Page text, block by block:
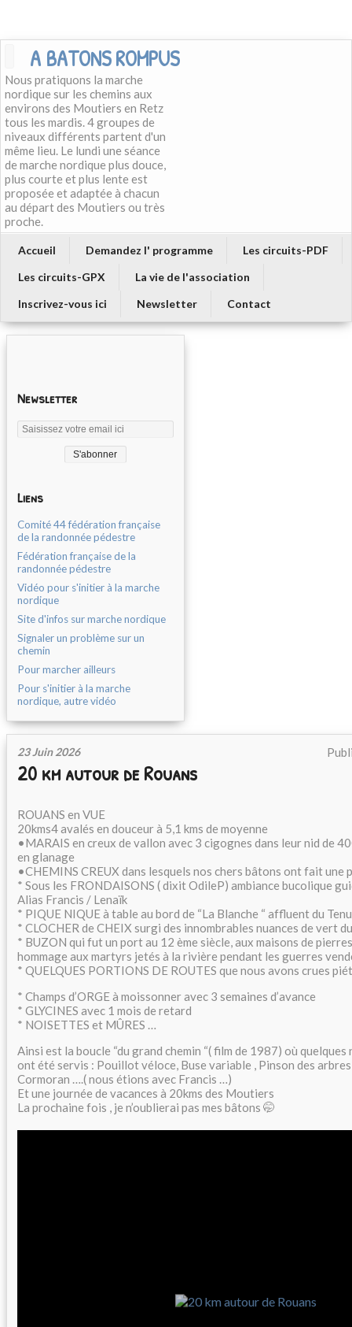
A BATONS ROMPUS
Nous pratiquons la marche
nordique sur les chemins aux
environs des Moutiers en Retz
tous les mardis. 4 groupes de
niveaux différents partent d'un
même lieu. Le lundi une séance
de marche nordique plus douce,
plus courte et plus lente est
proposée et adaptée à chacun
au départ des Moutiers ou très
proche.
Accueil Demandez l' programme
Les circuits-PDF
Les circuits-GPX
La vie de l'association
Inscrivez-vous ici
Newsletter Contact
Newsletter
Liens
Comité 44 fédération française
de la randonnée pédestre
Fédération française de la
randonnée pédestre
Vidéo pour s'initier à la marche
nordique
Site d'infos sur marche nordique
Signaler un problème sur un
chemin
Pour marcher ailleurs
Pour s'initier à la marche
nordique, autre vidéo
23 Juin 2026
20 km autour de Rouans
ROUANS en VUE
20kms4 avalés en douceur à 5,1 kms de moyenne
•MARAIS en creux de vallon avec 3 cigognes dans leur nid de
en glanage
•CHEMINS CREUX dans lesquels nos chers bâtons ont fait une
* Sous les FRONDAISONS ( dixit OdileP) ambiance bucolique
Alias Francis / Lenaïk
* ⁠PIQUE NIQUE à table au bord de “La Blanche “ affluent du
* ⁠CLOCHER de CHEIX surgi des innombrables nuances de vert
* ⁠BUZON qui fut un port au 12 ème siècle, aux maisons de
hommage aux martyrs jetés à la rivière pendant les guerres
* QUELQUES PORTIONS DE ROUTES que nous avons crues
* ⁠Champs d’ORGE à moissonner avec 3 semaines d’avance
* ⁠GLYCINES avec 1 mois de retard
* ⁠NOISETTES et MÛRES …
Ainsi est la boucle “du grand chemin “( film de 1987) où quelques
ont été servis : Pouillot véloce, Buse variable , Pinson des
Cormoran ….( nous étions avec Francis …)
Et une journée de vacances à 20kms des Moutiers
La prochaine fois , je n’oublierai pas mes bâtons 🤭